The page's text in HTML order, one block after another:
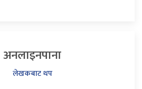
अनलाइनपाना
लेखकबाट थप